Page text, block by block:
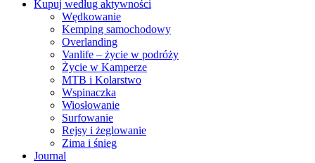
Kupuj według aktywności
Wędkowanie
Kemping samochodowy
Overlanding
Vanlife – życie w podróży
Życie w Kamperze
MTB i Kolarstwo
Wspinaczka
Wiosłowanie
Surfowanie
Rejsy i żeglowanie
Zima i śnieg
Journal